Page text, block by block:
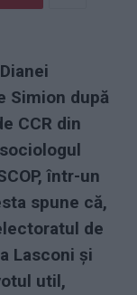
Simion după
CCR din
într-un
spune că,
de
Lasconi și
util,